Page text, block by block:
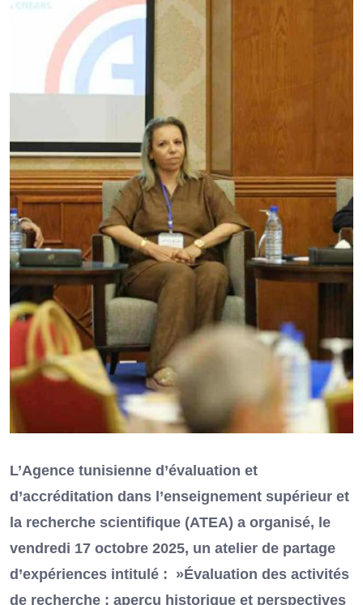
L’Agence tunisienne d’évaluation et
d’accréditation dans l’enseignement supérieur et
la recherche scientifique (ATEA) a organisé, le
vendredi 17 octobre 2025, un atelier de partage
d’expériences intitulé : »Évaluation des activités
de recherche : aperçu historique et perspectives